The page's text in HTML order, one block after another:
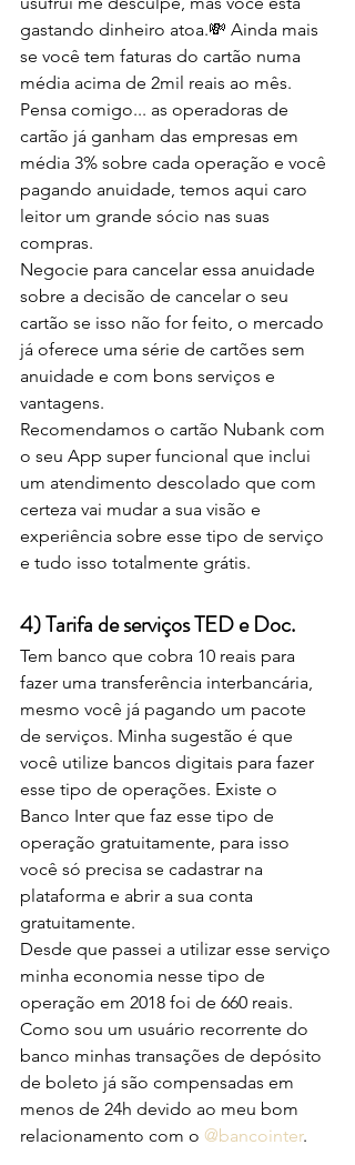
gastando dinheiro atoa.💸 Ainda mais
se você tem faturas do cartão numa
média acima de 2mil reais ao mês.
Pensa comigo... as operadoras de
cartão já ganham das empresas em
média 3% sobre cada operação e você
pagando anuidade, temos aqui caro
leitor um grande sócio nas suas
compras.
Negocie para cancelar essa anuidade
sobre a decisão de cancelar o seu
cartão se isso não for feito, o mercado
já oferece uma série de cartões sem
anuidade e com bons serviços e
vantagens.
Recomendamos o cartão Nubank com
o seu App super funcional que inclui
um atendimento descolado que com
certeza vai mudar a sua visão e
experiência sobre esse tipo de serviço
e tudo isso totalmente grátis.
4) Tarifa de serviços TED e Doc.
Tem banco que cobra 10 reais para
fazer uma transferência interbancária,
mesmo você já pagando um pacote
de serviços. Minha sugestão é que
você utilize bancos digitais para fazer
esse tipo de operações. Existe o
Banco Inter que faz esse tipo de
operação gratuitamente, para isso
você só precisa se cadastrar na
plataforma e abrir a sua conta
gratuitamente.
Desde que passei a utilizar esse serviço
minha economia nesse tipo de
operação em 2018 foi de 660 reais.
Como sou um usuário recorrente do
banco minhas transações de depósito
de boleto já são compensadas em
menos de 24h devido ao meu bom
relacionamento com o @bancointer.